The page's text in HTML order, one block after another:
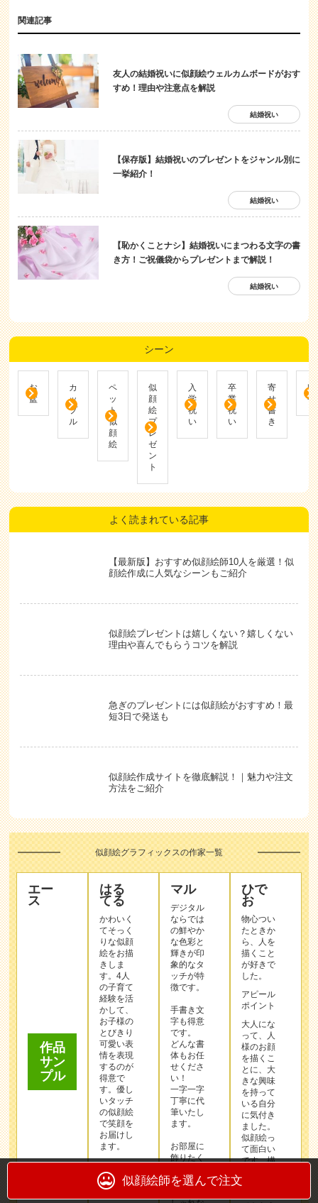
一挙紹介！
結婚祝い
き方！ご祝儀袋からプレゼントまで解説！
結婚祝い
シーン
ル
似
顔
プ
レ
ゼ
ン
ト
い
卒
い
寄
き
帰
省
よく読まれている記事
【最新版】おすすめ似顔絵師10人を厳選！似
作品
はる
かわいく
てそっく
りな似顔
絵をお描
きしま
す。4人
の子育て
経験を活
かして、
お子様の
とびきり
可愛い表
情を表現
するのが
得意で
す。優し
いタッチ
の似顔絵
で笑顔を
お届けし
ます。
作品
サン
ならでは
の鮮やか
な色彩と
輝きが印
象的なタ
ッチが特
徴です。
手書き文
字も得意
です。
どんな書
体もお任
せくださ
い！
丁寧に代
筆いたし
ます。
お部屋に
飾りたく
なるよう
な
美しくお
しゃれな
デザイン
ます。
っ！」と
感動して
いただけ
物心つい
たときか
ら、人を
描くこと
が好きで
した。
アピール
大人にな
って、人
様のお顔
を描くこ
とに、大
を持って
いる自分
に気付き
ました。
似顔絵っ
て面白い
です。描
くことも
好きです
し、描い
てもらう
のも好き
です。
皆様のお
顔も是非
下さい！
似顔絵師を選んで注文